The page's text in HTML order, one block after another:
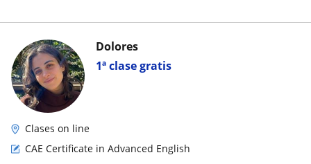
1ª clase gratis
Dolores
Clases on line
CAE Certificate in Advanced English